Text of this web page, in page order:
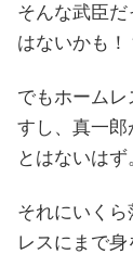
そんな武臣だ
はないかも！
でもホーム
すし、真一郎
とはないはず
それにいく
レスにまで身